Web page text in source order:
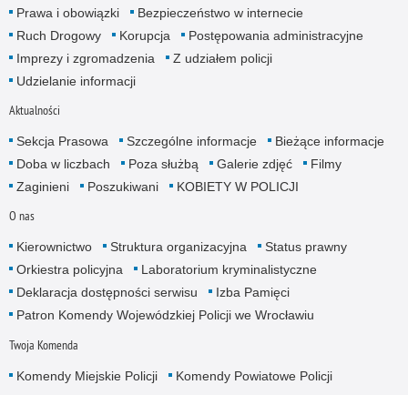
Prawa i obowiązki
Bezpieczeństwo w internecie
Ruch Drogowy
Korupcja
Postępowania administracyjne
Imprezy i zgromadzenia
Z udziałem policji
Udzielanie informacji
Aktualności
Sekcja Prasowa Szczególne informacje
Bieżące informacje
Doba w liczbach
Poza służbą Galerie zdjęć
Filmy
Zaginieni
Poszukiwani KOBIETY W POLICJI
O nas
Kierownictwo Struktura organizacyjna
Status prawny
Orkiestra policyjna
Laboratorium kryminalistyczne
Deklaracja dostępności serwisu
Izba Pamięci
Patron Komendy Wojewódzkiej Policji we Wrocławiu
Twoja Komenda
Komendy Miejskie Policji Komendy Powiatowe Policji